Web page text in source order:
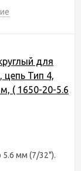
для
Тип 4,
( 1650-20-5.6
мм (7/32").